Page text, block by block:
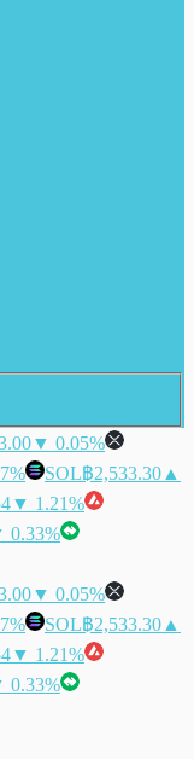
▼ 0.05%
SOL฿2,533.30 ▲
▼ 1.21%
0.33%
▼ 0.05%
SOL฿2,533.30 ▲
▼ 1.21%
0.33%